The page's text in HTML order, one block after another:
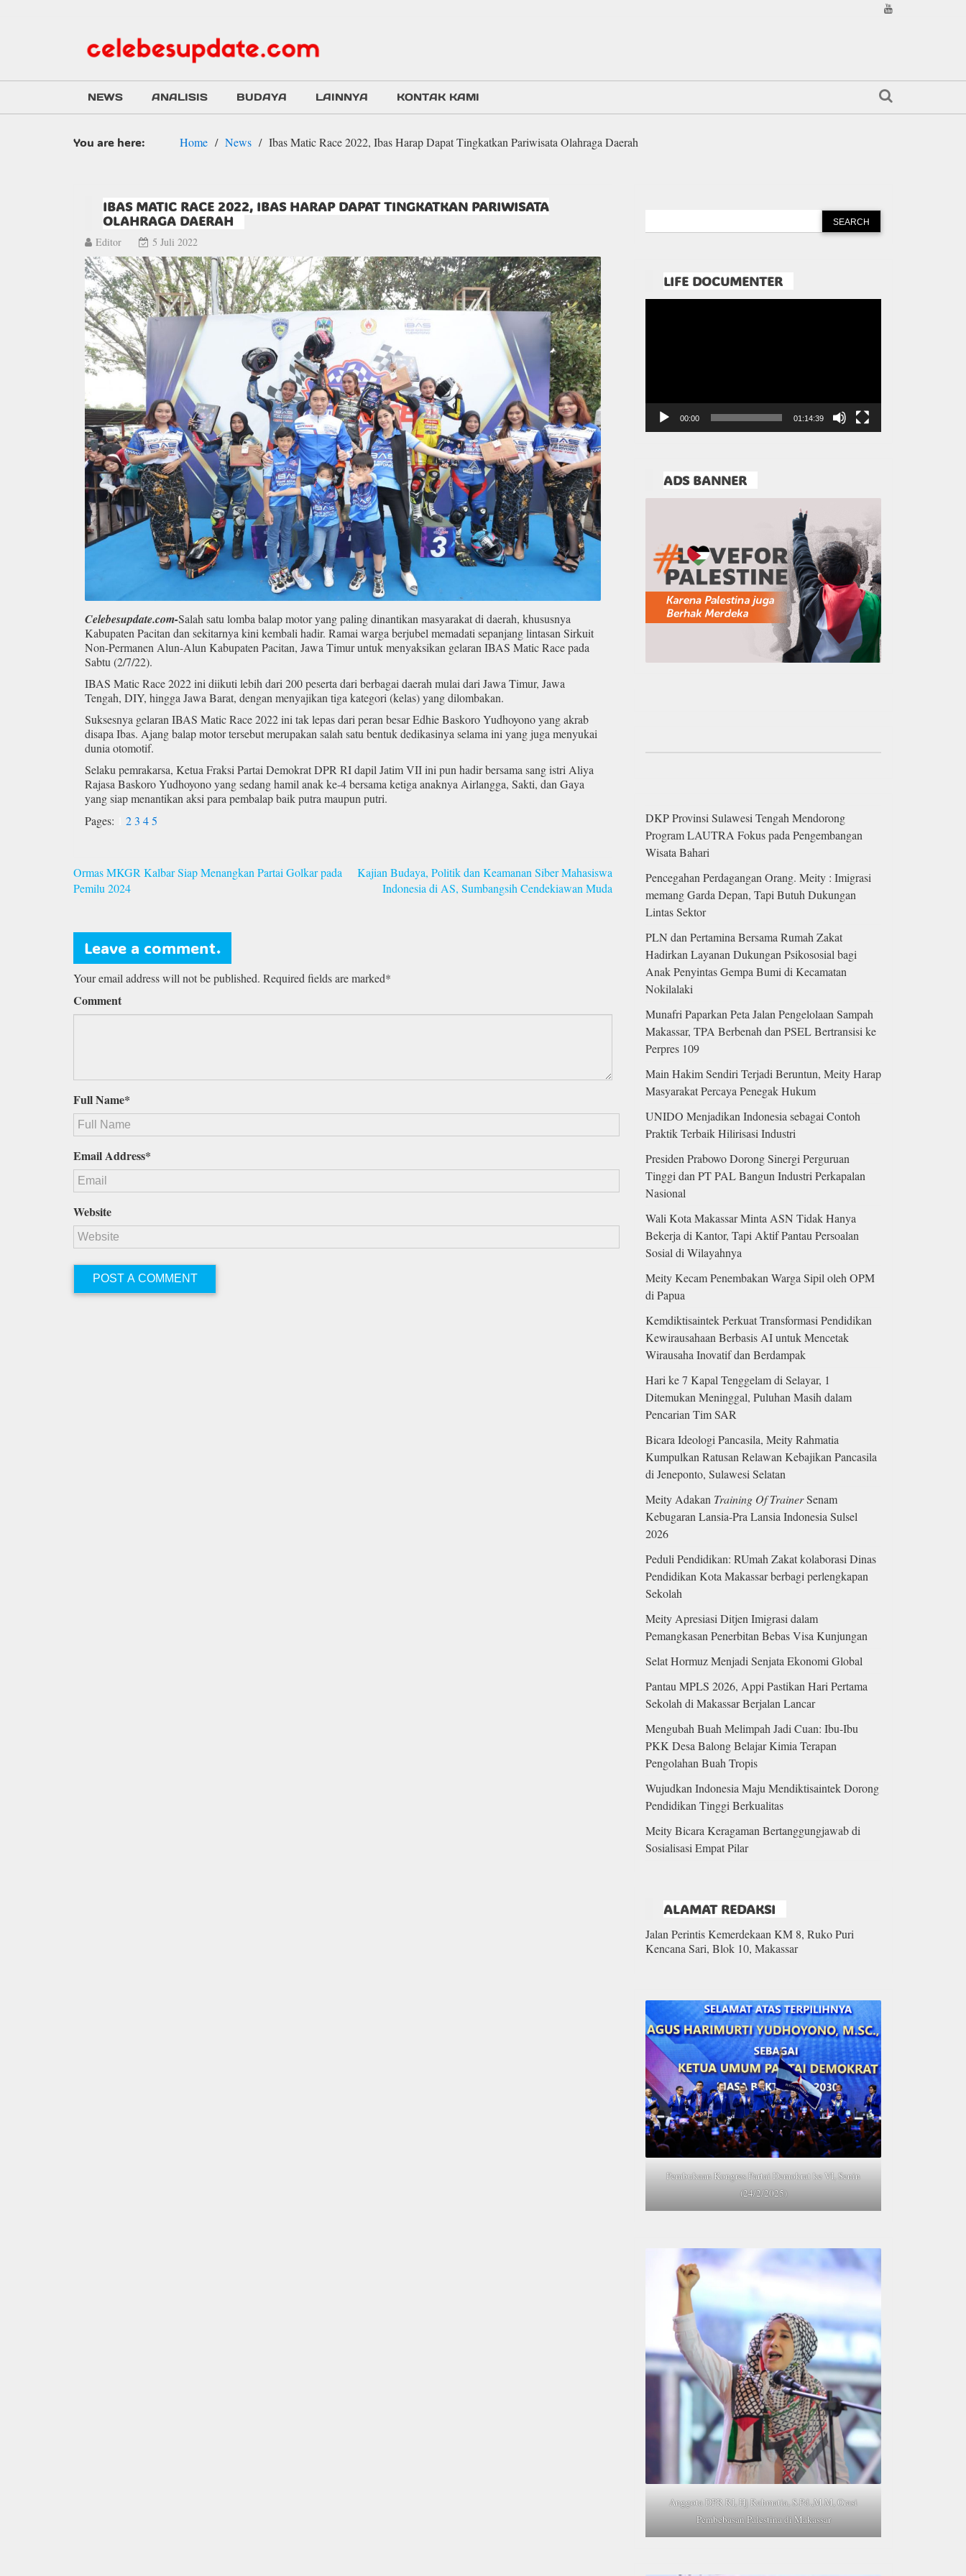
NEWS ANALISIS BUDAYA LAINNYA KONTAK KAMI
You are here: Home News Ibas Matic Race 2022, Ibas Harap Dapat Tingkatkan Pariwisata Olahraga Daerah
IBAS MATIC RACE 2022, IBAS HARAP DAPAT TINGKATKAN PARIWISATA
OLAHRAGA DAERAH
Editor 5 Juli 2022
Celebesupdate.com-Salah satu lomba balap motor yang paling dinantikan masyarakat di daerah, khususnya
Kabupaten Pacitan dan sekitarnya kini kembali hadir. Ramai warga berjubel memadati sepanjang lintasan Sirkuit
Non-Permanen Alun-Alun Kabupaten Pacitan, Jawa Timur untuk menyaksikan gelaran IBAS Matic Race pada
Sabtu (2/7/22).
IBAS Matic Race 2022 ini diikuti lebih dari 200 peserta dari berbagai daerah mulai dari Jawa Timur, Jawa
Tengah, DIY, hingga Jawa Barat, dengan menyajikan tiga kategori (kelas) yang dilombakan.
Suksesnya gelaran IBAS Matic Race 2022 ini tak lepas dari peran besar Edhie Baskoro Yudhoyono yang akrab
disapa Ibas. Ajang balap motor tersebut merupakan salah satu bentuk dedikasinya selama ini yang juga menyukai
dunia otomotif.
Selaku pemrakarsa, Ketua Fraksi Partai Demokrat DPR RI dapil Jatim VII ini pun hadir bersama sang istri Aliya
Rajasa Baskoro Yudhoyono yang sedang hamil anak ke-4 bersama ketiga anaknya Airlangga, Sakti, dan Gaya
yang siap menantikan aksi para pembalap baik putra maupun putri.
Pages:
23 45
Navigasi
pos
Ormas MKGR Kalbar Siap Menangkan Partai Golkar pada
Pemilu 2024
Kajian Budaya, Politik dan Keamanan Siber Mahasiswa
Indonesia di AS, Sumbangsih Cendekiawan Muda
Leave a comment.
Your email address will not be published. Required fields are marked*
Comment
Full Name*
Email Address*
Website
LIFE DOCUMENTER
00:00 01:14:39
ADS BANNER
DKP Provinsi Sulawesi Tengah Mendorong
Program LAUTRA Fokus pada Pengembangan
Wisata Bahari
Pencegahan Perdagangan Orang. Meity : Imigrasi
memang Garda Depan, Tapi Butuh Dukungan
Lintas Sektor
PLN dan Pertamina Bersama Rumah Zakat
Hadirkan Layanan Dukungan Psikososial bagi
Anak Penyintas Gempa Bumi di Kecamatan
Nokilalaki
Munafri Paparkan Peta Jalan Pengelolaan Sampah
Makassar, TPA Berbenah dan PSEL Bertransisi ke
Perpres 109
Main Hakim Sendiri Terjadi Beruntun, Meity Harap
Masyarakat Percaya Penegak Hukum
UNIDO Menjadikan Indonesia sebagai Contoh
Praktik Terbaik Hilirisasi Industri
Presiden Prabowo Dorong Sinergi Perguruan
Tinggi dan PT PAL Bangun Industri Perkapalan
Nasional
Wali Kota Makassar Minta ASN Tidak Hanya
Bekerja di Kantor, Tapi Aktif Pantau Persoalan
Sosial di Wilayahnya
Meity Kecam Penembakan Warga Sipil oleh OPM
di Papua
Kemdiktisaintek Perkuat Transformasi Pendidikan
Kewirausahaan Berbasis AI untuk Mencetak
Wirausaha Inovatif dan Berdampak
Hari ke 7 Kapal Tenggelam di Selayar, 1
Ditemukan Meninggal, Puluhan Masih dalam
Pencarian Tim SAR
Bicara Ideologi Pancasila, Meity Rahmatia
Kumpulkan Ratusan Relawan Kebajikan Pancasila
di Jeneponto, Sulawesi Selatan
Meity Adakan Training Of TrainerSenam
Kebugaran Lansia-Pra Lansia Indonesia Sulsel
2026
Peduli Pendidikan: RUmah Zakat kolaborasi Dinas
Pendidikan Kota Makassar berbagi perlengkapan
Sekolah
Meity Apresiasi Ditjen Imigrasi dalam
Pemangkasan Penerbitan Bebas Visa Kunjungan
Selat Hormuz Menjadi Senjata Ekonomi Global
Pantau MPLS 2026, Appi Pastikan Hari Pertama
Sekolah di Makassar Berjalan Lancar
Mengubah Buah Melimpah Jadi Cuan: Ibu-Ibu
PKK Desa Balong Belajar Kimia Terapan
Pengolahan Buah Tropis
Wujudkan Indonesia Maju Mendiktisaintek Dorong
Pendidikan Tinggi Berkualitas
Meity Bicara Keragaman Bertanggungjawab di
Sosialisasi Empat Pilar
ALAMAT REDAKSI
Jalan Perintis Kemerdekaan KM 8, Ruko Puri
Kencana Sari, Blok 10, Makassar
Pembukaan Kongres Partai Demokrat ke VI, Senin
(24/2/2025)
Anggota DPR RI, Hj Rahmatia, S.Pd.,M.M, Orasi
Pembebasan Palestina di Makassar